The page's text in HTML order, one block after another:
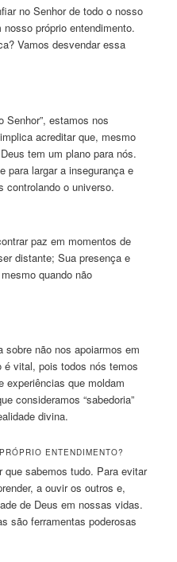
no Senhor de todo o nosso
próprio entendimento.
Vamos desvendar essa
Senhor”, estamos nos
acreditar que, mesmo
tem um plano para nós.
para largar a insegurança e
controlando o universo.
paz em momentos de
distante; Sua presença e
quando não
não nos apoiarmos em
é vital, pois todos nós temos
experiências que moldam
consideramos “sabedoria”
divina.
ENTENDIMENTO?
que sabemos tudo. Para evitar
a ouvir os outros e,
de Deus em nossas vidas.
são ferramentas poderosas